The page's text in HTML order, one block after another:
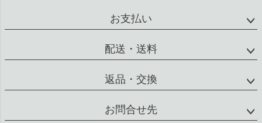
お支払い
配送・送料
返品・交換
お問合せ先